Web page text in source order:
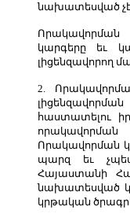
նախատեսված
կարգերը եւ
լիցենզավորող
2.
հաստատելու
Որակավորման
պարզ եւ
Հայաստանի
նախատեսված
կրթական